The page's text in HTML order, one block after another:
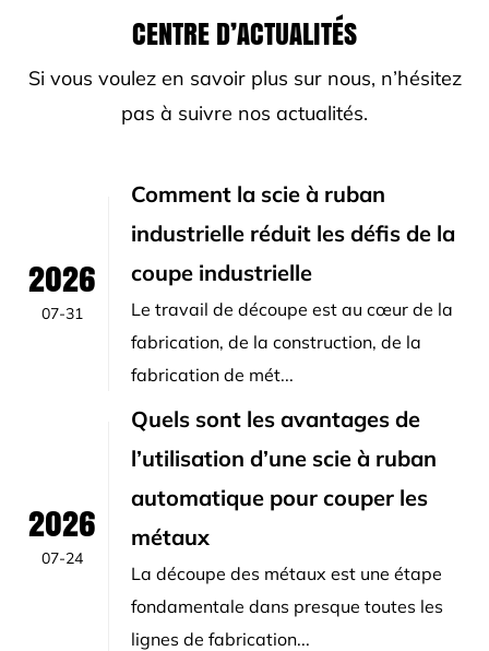
CENTRE D’ACTUALITÉS
Si vous voulez en savoir plus sur nous, n’hésitez
pas à suivre nos actualités.
2026
07-31
Comment la scie à ruban
industrielle réduit les défis de la
coupe industrielle
Le travail de découpe est au cœur de la
fabrication, de la construction, de la
fabrication de mét...
2026
07-24
Quels sont les avantages de
l’utilisation d’une scie à ruban
automatique pour couper les
métaux
La découpe des métaux est une étape
fondamentale dans presque toutes les
lignes de fabrication...